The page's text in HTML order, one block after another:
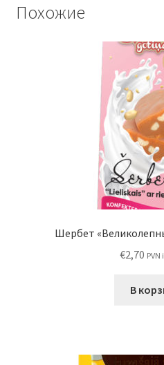
Похожие
Шербет
€2,70
В